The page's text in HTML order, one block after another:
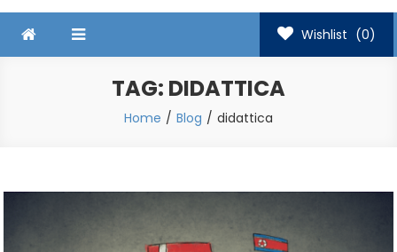
Wishlist (0)
TAG: DIDATTICA
Home Blog didattica